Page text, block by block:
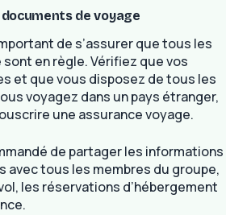
de voyage
de s’assurer que tous les
en règle. Vérifiez que vos
et que vous disposez de tous les
voyagez dans un pays étranger,
une assurance voyage.
de partager les informations
avec tous les membres du groupe,
les réservations d’hébergement